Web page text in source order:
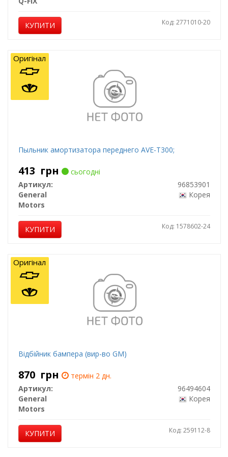
КУПИТИ Код: 2771010-20
Пыльник амортизатора переднего AVE-T300;
413 грн
сьогодні
Артикул:
96853901
General
Motors
Корея
КУПИТИ Код: 1578602-24
Оригінал
Відбійник бампера (вир-во GM)
870 грн
термін 2 дн.
Артикул:
96494604
General
Motors
Корея
КУПИТИ Код: 259112-8
Оригінал